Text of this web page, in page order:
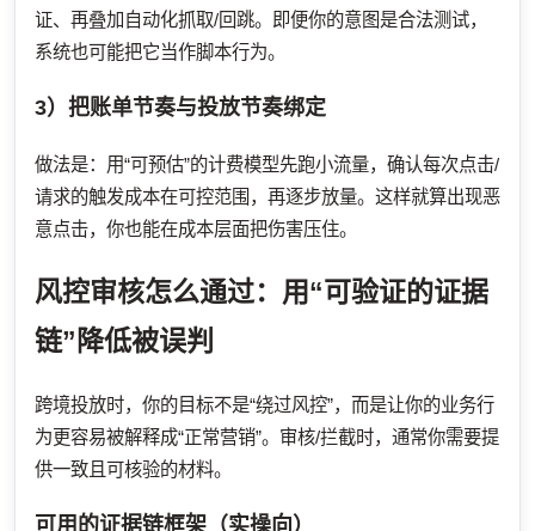
证、再叠加自动化抓取/回跳。即便你的意图是合法测试，
系统也可能把它当作脚本行为。
3）把账单节奏与投放节奏绑定
做法是：用“可预估”的计费模型先跑小流量，确认每次点击/
请求的触发成本在可控范围，再逐步放量。这样就算出现恶
意点击，你也能在成本层面把伤害压住。
风控审核怎么通过：用“可验证的证据
链”降低被误判
跨境投放时，你的目标不是“绕过风控”，而是让你的业务行
为更容易被解释成“正常营销”。审核/拦截时，通常你需要提
供一致且可核验的材料。
可用的证据链框架（实操向）